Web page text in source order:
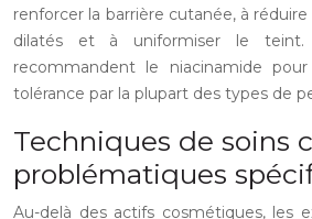
renforcer la barrière cutanée, à réduire
dilatés et à uniformiser le teint.
recommandent le niacinamide
tolérance par la plupart des types de
Techniques de soins
problématiques
Au-delà des actifs cosmétiques, les